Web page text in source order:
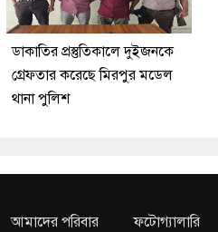
ডাকাতির প্রস্তুতিকালে দুইজনকে
গ্রেফতার করেছে মিরপুর মডেল
থানা পুলিশ
আমাদের পরিবার ফটোগ্যালারি